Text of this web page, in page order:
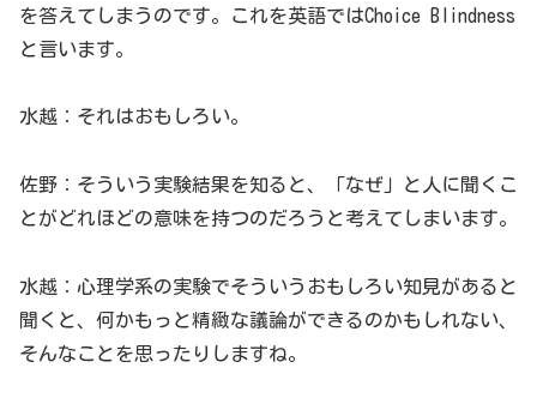
を答えてしまうのです。これを英語ではChoice Blindness
と言います。
水越：それはおもしろい。
佐野：そういう実験結果を知ると、「なぜ」と人に聞くこ
とがどれほどの意味を持つのだろうと考えてしまいます。
水越：心理学系の実験でそういうおもしろい知見があると
聞くと、何かもっと精緻な議論ができるのかもしれない、
そんなことを思ったりしますね。